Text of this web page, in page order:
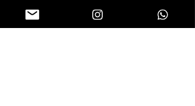
au bureau de service pendant les heures
d'ouverture de la clinique, le patient a également la
possibilité d'y accéder via le lien envoyé sur le